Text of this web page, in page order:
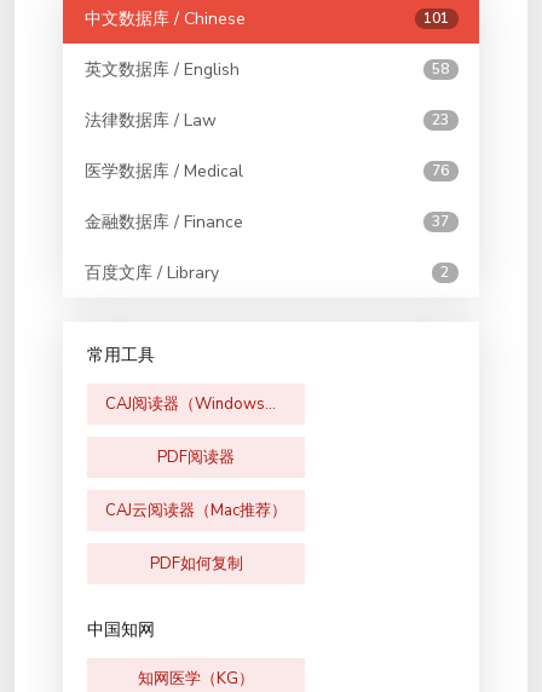
中文数据库 / Chinese 101
英文数据库 / English 58
法律数据库 / Law 23
医学数据库 / Medical 76
金融数据库 / Finance 37
百度文库 / Library 2
常用工具
CAJ阅读器（Windows版）
PDF阅读器
CAJ云阅读器（Mac推荐）
PDF如何复制
中国知网
知网医学（KG）